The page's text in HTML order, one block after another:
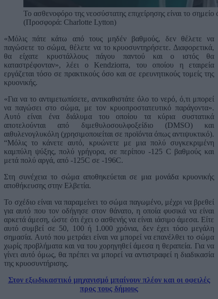
Το ασθενοφόρο της νεοσύστατης επιχείρησης είναι το
(Προσφορά: Charlotte Lytton)
«Μόλις πάτε κάτω από τους μηδέν βαθμούς, δεν θέλετε να
παγώσετε το σώμα, θέλετε να το κρυοσυντηρήσετε. Διαφορετικά,
θα είχατε κρυστάλλους πάγου παντού και ο ιστός θα
καταστρέφονταν», λέει ο Kendziorra, του οποίου η εταιρεία
εργάζεται τόσο σε πρακτικούς όσο και σε ερευνητικούς τομείς της
κρυονικής.
«Για να το αντιμετωπίσετε, αντικαθιστάτε όλο το νερό, ό,τι μπορεί
να παγώσει στο σώμα, με τον κρυοπροστατευτικό παράγοντα».
Αυτό είναι ένα διάλυμα του οποίου τα κύρια συστατικά
αποτελούνται από διμεθυλοσουλφοξείδιο (DMSO) και
αιθυλενογλυκόλη (χρησιμοποιείται σε προϊόντα όπως αντιψυκτικό).
“Μόλις το κάνετε αυτό, κρυώνετε με μια πολύ συγκεκριμένη
καμπύλη ψύξης, πολύ γρήγορα, σε περίπου -125 C βαθμούς και
μετά πολύ αργά, από -125C σε -196C.
Στη συνέχεια το σώμα αποθηκεύεται σε μια μονάδα κρυονικής
αποθήκευσης στην Ελβετία.
Το σχέδιο είναι να παραμείνει το σώμα παγωμένο, μέχρι να βρεθεί
για αυτό που τον οδήγησε στον θάνατο, η οποία φυσικά να είναι
αρκετά άμεση, ώστε ότι έχει ο ασθενής να είναι ιάσιμο άμεσα. Είτε
αυτό συμβεί σε 50, 100 ή 1.000 χρόνια, δεν έχει τόσο μεγάλη
σημασία. Αυτό που μετράει είναι να μπορεί να επανέλθει το σώμα
χωρίς προβλήματα και να του χορηγηθεί άμεσα η θεραπεία. Για να
γίνει αυτό όμως, θα πρέπει να μπορεί να αντιστραφεί η διαδικασία
της κρυοσυντήρισης.
Στον εξωδικαστικό μηχανισμό μπαίνουν πλέον και οι οφειλές
προς τους δήμους